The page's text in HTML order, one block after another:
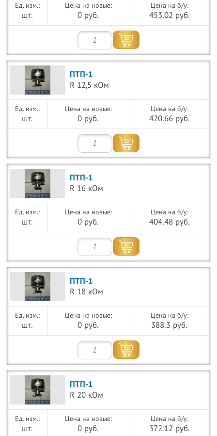
шт.
Цена на новые:
0 руб.
Цена на б/у:
453.02 руб.
ПТП-1
R 12,5 кОм
шт.
Цена на новые:
0 руб.
Цена на б/у:
420.66 руб.
ПТП-1
R 16 кОм
шт.
Цена на новые:
0 руб.
Цена на б/у:
404.48 руб.
ПТП-1
R 18 кОм
шт.
Цена на новые:
0 руб.
Цена на б/у:
388.3 руб.
ПТП-1
R 20 кОм
шт.
Цена на новые:
0 руб.
Цена на б/у:
372.12 руб.